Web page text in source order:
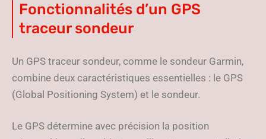
Fonctionnalités d’un GPS
traceur sondeur
Un GPS traceur sondeur, comme le sondeur Garmin,
combine deux caractéristiques essentielles : le GPS
(Global Positioning System) et le sondeur.
Le GPS détermine avec précision la position